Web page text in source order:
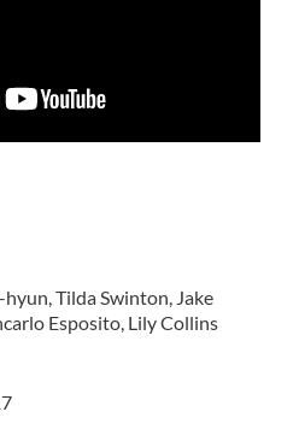
hyun, Tilda Swinton, Jake
Esposito, Lily Collins